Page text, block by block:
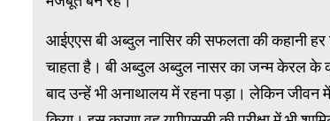
आईएएस बी अब्दुल नासिर की सफलता की कहानी हर
चाहता है। बी अब्दुल अब्दुल नासर का जन्म केरल के
बाद उन्हें भी अनाथालय में रहना पड़ा। लेकिन जीवन